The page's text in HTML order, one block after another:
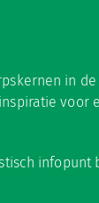
in
voor
infopunt